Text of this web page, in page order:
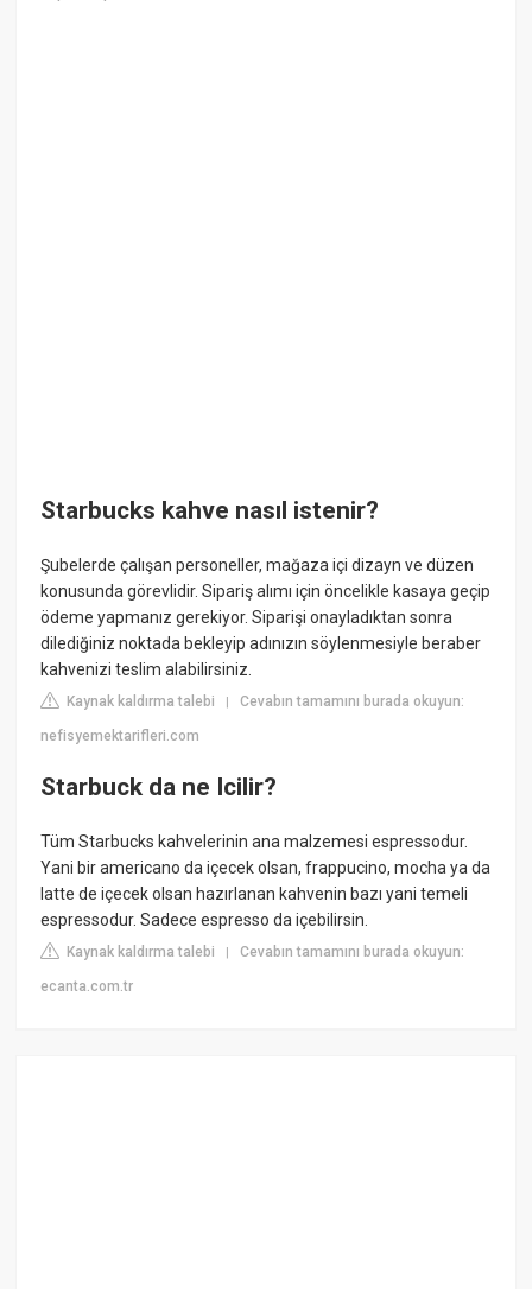
Starbucks kahve nasıl istenir?
Şubelerde çalışan personeller, mağaza içi dizayn ve düzen
konusunda görevlidir. Sipariş alımı için öncelikle kasaya geçip
ödeme yapmanız gerekiyor. Siparişi onayladıktan sonra
dilediğiniz noktada bekleyip adınızın söylenmesiyle beraber
kahvenizi teslim alabilirsiniz.
Kaynak kaldırma talebi |Cevabın tamamını burada okuyun:
nefisyemektarifleri.com
Starbuck da ne Icilir?
Tüm Starbucks kahvelerinin ana malzemesi espressodur.
Yani bir americano da içecek olsan, frappucino, mocha ya da
latte de içecek olsan hazırlanan kahvenin bazı yani temeli
espressodur. Sadece espresso da içebilirsin.
Kaynak kaldırma talebi |Cevabın tamamını burada okuyun:
ecanta.com.tr